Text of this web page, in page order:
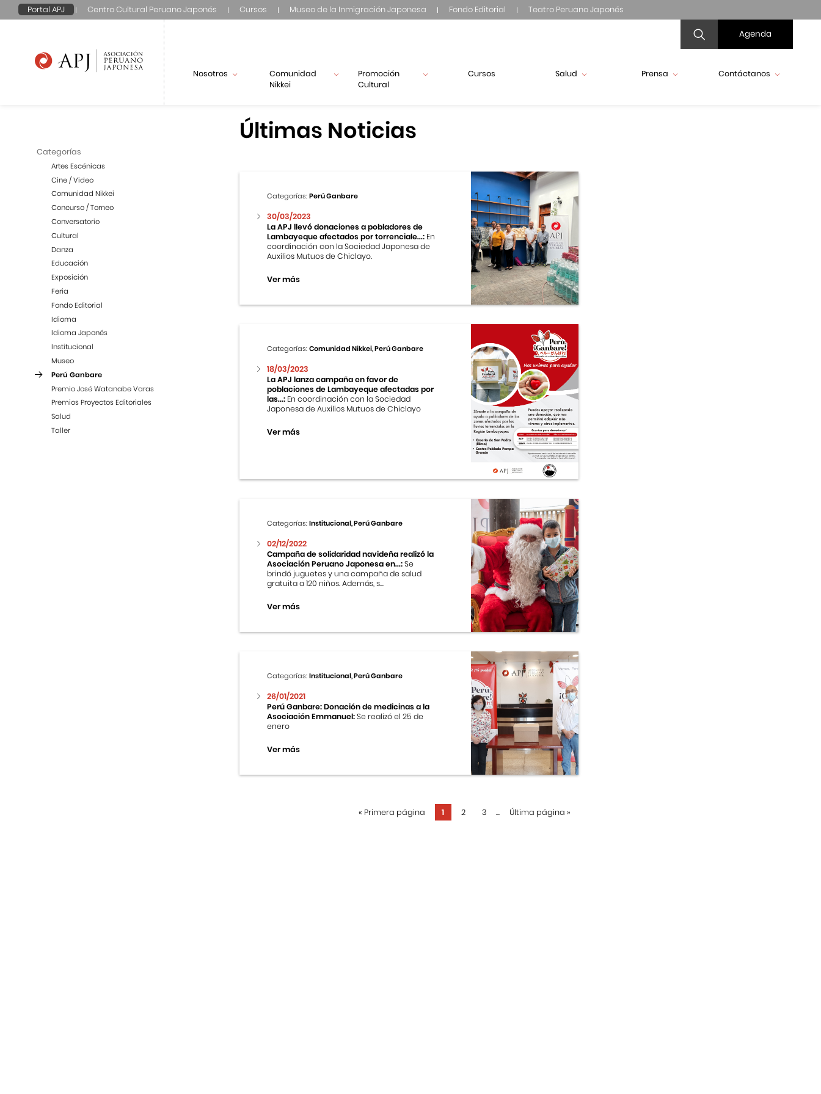
Portal APJ Centro Cultural Peruano Japonés Cursos Museo de la Inmigración Japonesa Fondo Editorial Teatro Peruano Japonés
Agenda
Nosotros
Comunidad
Nikkei
Promoción
Cultural
Cursos Salud Prensa Contáctanos
Categorías
Artes Escénicas
Cine / Video
Comunidad Nikkei
Concurso / Torneo
Conversatorio
Cultural
Danza
Educación
Exposición
Feria
Fondo Editorial
Idioma
Idioma Japonés
Institucional
Museo
Perú Ganbare
Premio José Watanabe Varas
Premios Proyectos Editoriales
Salud
Taller
Últimas Noticias
Categorías:Perú Ganbare
30/03/2023
La APJ llevó donaciones a pobladores de
Lambayeque afectados por torrenciale...: En
coordinación con la Sociedad Japonesa de
Auxilios Mutuos de Chiclayo.
Ver más
Categorías:Comunidad Nikkei, Perú Ganbare
18/03/2023
La APJ lanza campaña en favor de
poblaciones de Lambayeque afectadas por
las...: En coordinación con la Sociedad
Japonesa de Auxilios Mutuos de Chiclayo
Ver más
Categorías:Institucional, Perú Ganbare
02/12/2022
Campaña de solidaridad navideña realizó la
Asociación Peruano Japonesa en...:Se
brindó juguetes y una campaña de salud
gratuita a 120 niños. Además, s...
Ver más
Categorías:Institucional, Perú Ganbare
26/01/2021
Perú Ganbare: Donación de medicinas a la
Asociación Emmanuel:Se realizó el 25 de
enero
Ver más
« Primera página 1 2 3 ... Última página »